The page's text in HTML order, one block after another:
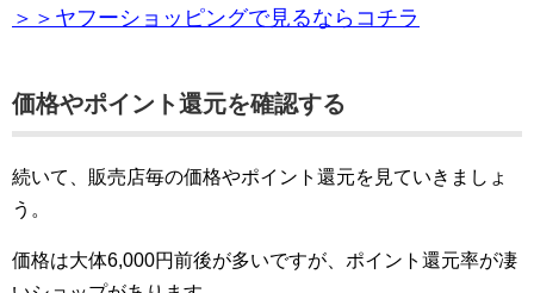
＞＞ヤフーショッピングで見るならコチラ
価格やポイント還元を確認する
続いて、販売店毎の価格やポイント還元を見ていきましょ
う。
価格は大体6,000円前後が多いですが、ポイント還元率が凄